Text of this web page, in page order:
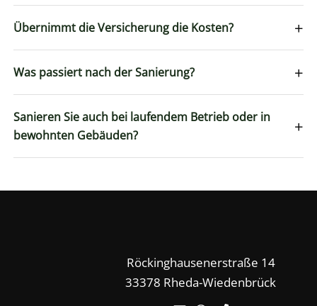
Übernimmt die Versicherung die Kosten? +
Was passiert nach der Sanierung? +
Sanieren Sie auch bei laufendem Betrieb oder in
bewohnten Gebäuden?
+
Röckinghausenerstraße 14
33378 Rheda-Wiedenbrück